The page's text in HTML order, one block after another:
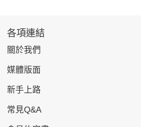
各項連結
關於我們
媒體版面
新手上路
常見Q&A